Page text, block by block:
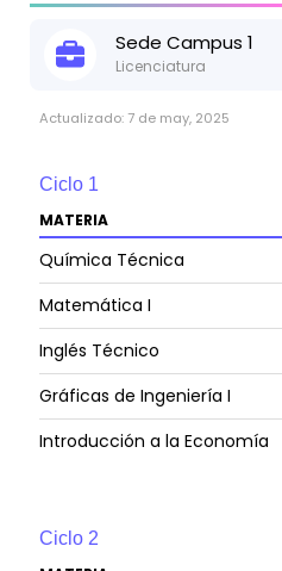
Sede Campus 1
Licenciatura
Actualizado:7 de may, 2025
Ciclo 1
MATERIA
Química Técnica
Matemática I
Inglés Técnico
Gráficas de Ingeniería I
Introducción a la Economía
Ciclo 2